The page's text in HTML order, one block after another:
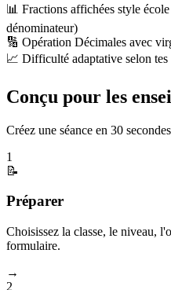
📊 Fractions affichées style
dénominateur)
🔢 Opération Décimales avec
📈 Difficulté adaptative selon tes
Conçu pour les
Créez une séance en 30
1
📝
Préparer
Choisissez la classe, le niveau,
formulaire.
→
2